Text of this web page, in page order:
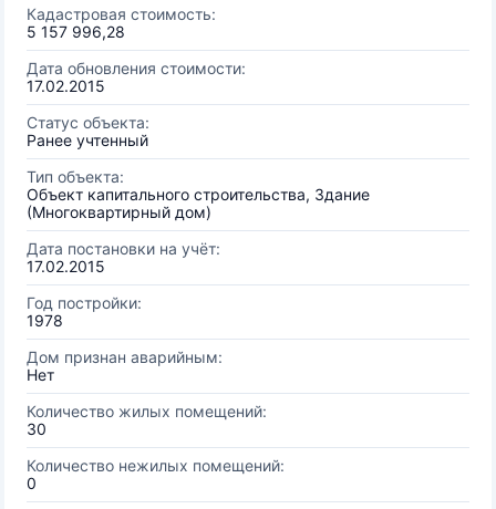
Кадастровая стоимость:
5 157 996,28
Дата обновления стоимости:
17.02.2015
Статус объекта:
Ранее учтенный
Тип объекта:
Объект капитального строительства, Здание
(Многоквартирный дом)
Дата постановки на учёт:
17.02.2015
Год постройки:
1978
Дом признан аварийным:
Нет
Количество жилых помещений:
30
Количество нежилых помещений:
0